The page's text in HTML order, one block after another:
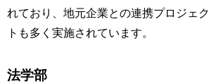
れており、地元企業との連携プロジェク
トも多く実施されています。
法学部